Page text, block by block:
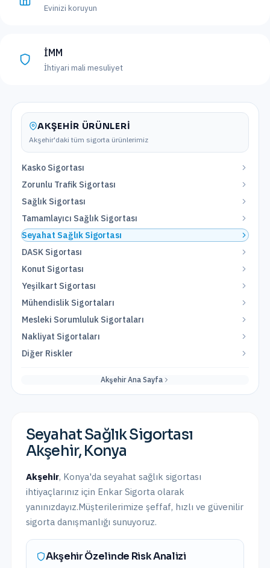
Evinizi koruyun
İMM
İhtiyari mali mesuliyet
AKŞEHIR ÜRÜNLERI
Akşehir'daki tüm sigorta ürünlerimiz
Kasko Sigortası
Zorunlu Trafik Sigortası
Sağlık Sigortası
Tamamlayıcı Sağlık Sigortası
Seyahat Sağlık Sigortası
DASK Sigortası
Konut Sigortası
Yeşilkart Sigortası
Mühendislik Sigortaları
Mesleki Sorumluluk Sigortaları
Nakliyat Sigortaları
Diğer Riskler
AkşehirAna Sayfa
Seyahat Sağlık Sigortası
Akşehir, Konya
Akşehir, Konya'da seyahat sağlık sigortası
ihtiyaçlarınız için Enkar Sigorta olarak
yanınızdayız.Müşterilerimize şeffaf, hızlı ve güvenilir
sigorta danışmanlığı sunuyoruz.
AkşehirÖzelinde Risk Analizi